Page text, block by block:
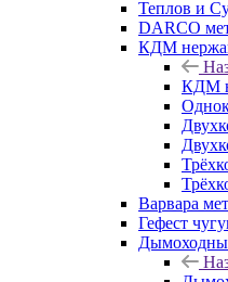
Теплов и
DARCO
КДМ
КДМ
Варвара
Гефест